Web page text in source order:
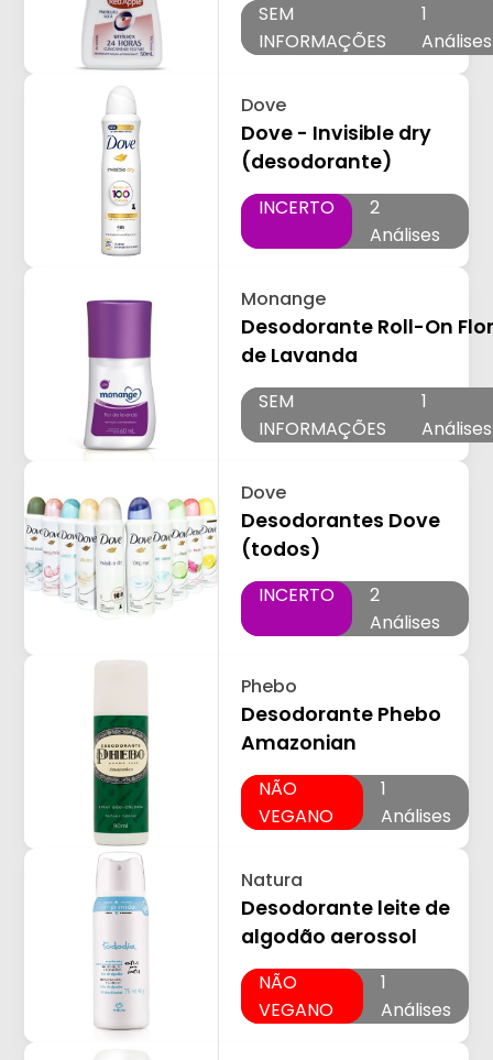
SEM
INFORMAÇÕES
1
Análises
Dove
Dove - Invisible dry
(desodorante)
INCERTO
2
Análises
Monange
Desodorante Roll-On Flor
de Lavanda
SEM
INFORMAÇÕES
1
Análises
Dove
Desodorantes Dove
(todos)
INCERTO
2
Análises
Phebo
Desodorante Phebo
Amazonian
NÃO
VEGANO
1
Análises
Natura
Desodorante leite de
algodão aerossol
NÃO
VEGANO
1
Análises